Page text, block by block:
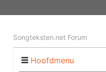
Songteksten.net Forum
Hoofdmenu